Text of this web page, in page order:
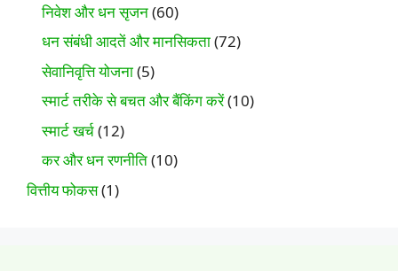
निवेश और धन सृजन(60)
धन संबंधी आदतें और मानसिकता(72)
सेवानिवृत्ति योजना(5)
स्मार्ट तरीके से बचत और बैंकिंग करें(10)
स्मार्ट खर्च(12)
कर और धन रणनीति(10)
वित्तीय फोकस(1)